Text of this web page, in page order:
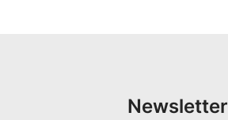
Newsletter